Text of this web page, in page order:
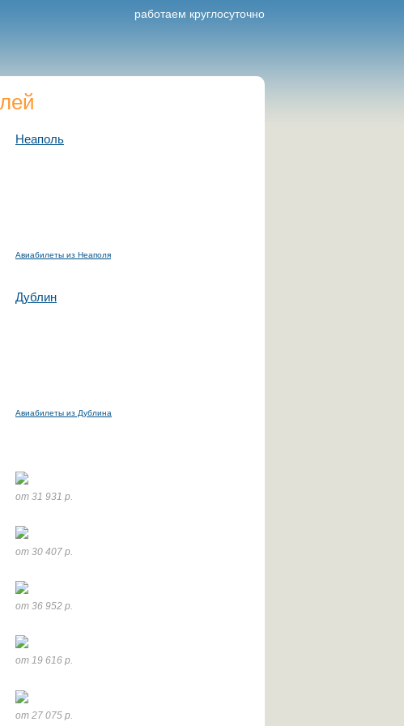
работаем круглосуточно
Неаполь
Авиабилеты из Неаполя
Дублин
Авиабилеты из Дублина
от 31 931 р.
от 30 407 р.
от 36 952 р.
от 19 616 р.
от 27 075 р.